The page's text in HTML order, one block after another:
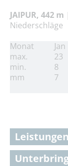
JAIPUR, 442 m
Niederschläge
Monat
Jan
max.
23
min.
8
mm
7
Leistungen